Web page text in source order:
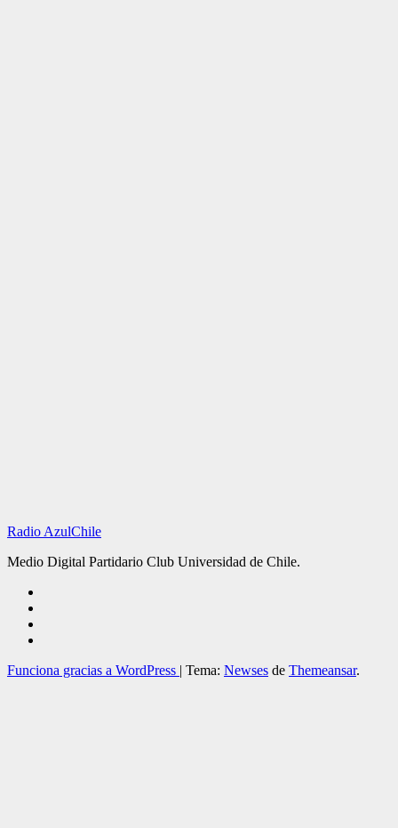
Radio AzulChile
Medio Digital Partidario Club Universidad de Chile.
Funciona gracias a WordPress | Tema: Newses de Themeansar.